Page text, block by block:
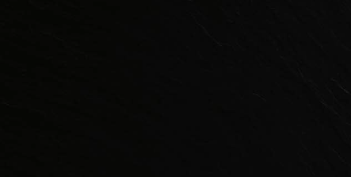
2026年8月萧邦中国区售后服务网络
2026年8月萧邦全国官方售后客户
萧邦官方全国统一服务热线400-